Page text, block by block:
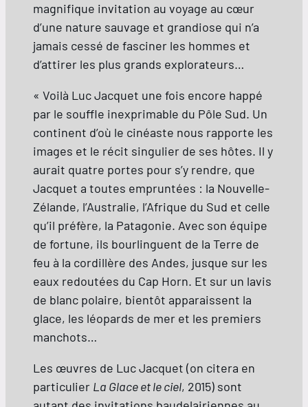
magnifique invitation au voyage au cœur
d’une nature sauvage et grandiose qui n’a
jamais cessé de fasciner les hommes et
d’attirer les plus grands explorateurs…
« Voilà Luc Jacquet une fois encore happé
par le souffle inexprimable du Pôle Sud. Un
continent d’où le cinéaste nous rapporte les
images et le récit singulier de ses hôtes. Il y
aurait quatre portes pour s’y rendre, que
Jacquet a toutes empruntées : la Nouvelle-
Zélande, l’Australie, l’Afrique du Sud et celle
qu’il préfère, la Patagonie. Avec son équipe
de fortune, ils bourlinguent de la Terre de
feu à la cordillère des Andes, jusque sur les
eaux redoutées du Cap Horn. Et sur un lavis
de blanc polaire, bientôt apparaissent la
glace, les léopards de mer et les premiers
manchots…
Les œuvres de Luc Jacquet (on citera en
particulier La Glace et le ciel, 2015) sont